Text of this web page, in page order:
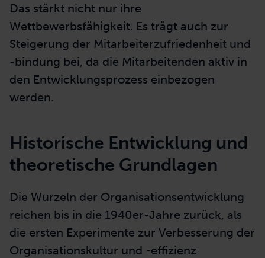
Das stärkt nicht nur ihre
Wettbewerbsfähigkeit. Es trägt auch zur
Steigerung der Mitarbeiterzufriedenheit und
-bindung bei, da die Mitarbeitenden aktiv in
den Entwicklungsprozess einbezogen
werden.
Historische Entwicklung und
theoretische Grundlagen
Die Wurzeln der Organisationsentwicklung
reichen bis in die 1940er-Jahre zurück, als
die ersten Experimente zur Verbesserung der
Organisationskultur und -effizienz